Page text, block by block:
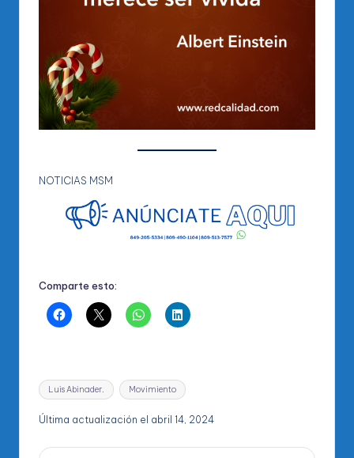
NOTICIAS MSM
Comparte esto:
Etiquetas:
Luis Abinader. Movimiento
Última actualización el abril 14, 2024